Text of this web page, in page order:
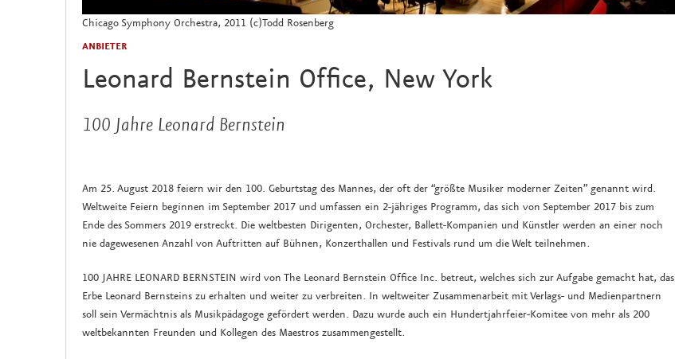
Chicago Symphony Orchestra, 2011 (c)Todd Rosenberg
ANBIETER
Leonard Bernstein Office, New York
100 Jahre Leonard Bernstein
Am 25. August 2018 feiern wir den 100. Geburtstag des Mannes, der oft der “größte Musiker moderner Zeiten” genannt wird.
Weltweite Feiern beginnen im September 2017 und umfassen ein 2-jähriges Programm, das sich von September 2017 bis zum
Ende des Sommers 2019 erstreckt. Die weltbesten Dirigenten, Orchester, Ballett-Kompanien und Künstler werden an einer noch
nie dagewesenen Anzahl von Auftritten auf Bühnen, Konzerthallen und Festivals rund um die Welt teilnehmen.
100 JAHRE LEONARD BERNSTEIN wird von The Leonard Bernstein Office Inc. betreut, welches sich zur Aufgabe gemacht hat, das
Erbe Leonard Bernsteins zu erhalten und weiter zu verbreiten. In weltweiter Zusammenarbeit mit Verlags- und Medienpartnern
soll sein Vermächtnis als Musikpädagoge gefördert werden. Dazu wurde auch ein Hundertjahrfeier-Komitee von mehr als 200
weltbekannten Freunden und Kollegen des Maestros zusammengestellt.